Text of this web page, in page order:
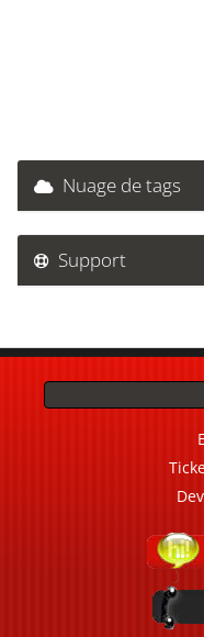
Nuage de tags
Support